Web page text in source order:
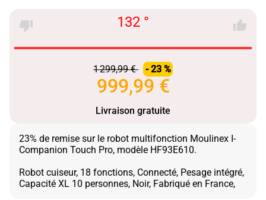
132 °
1 299,99 € - 23 %
999,99 €
Livraison gratuite
23% de remise sur le robot multifonction Moulinex I-
Companion Touch Pro, modèle HF93E610.
Robot cuiseur, 18 fonctions, Connecté, Pesage intégré,